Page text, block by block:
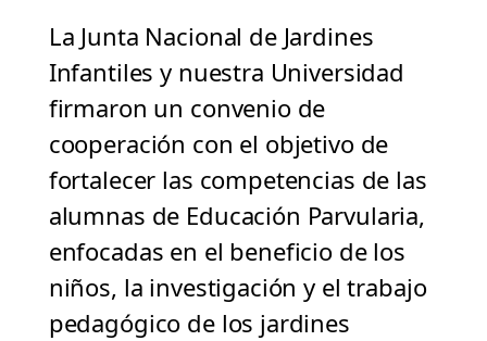
La Junta Nacional de Jardines
Infantiles y nuestra Universidad
firmaron un convenio de
cooperación con el objetivo de
fortalecer las competencias de las
alumnas de Educación Parvularia,
enfocadas en el beneficio de los
niños, la investigación y el trabajo
pedagógico de los jardines